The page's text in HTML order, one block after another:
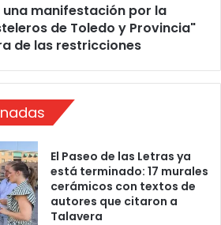
manifestación por la
de Toledo y Provincia"
de las restricciones
El Paseo de las Letras ya
está terminado: 17 murales
cerámicos con textos de
autores que citaron a
Talavera